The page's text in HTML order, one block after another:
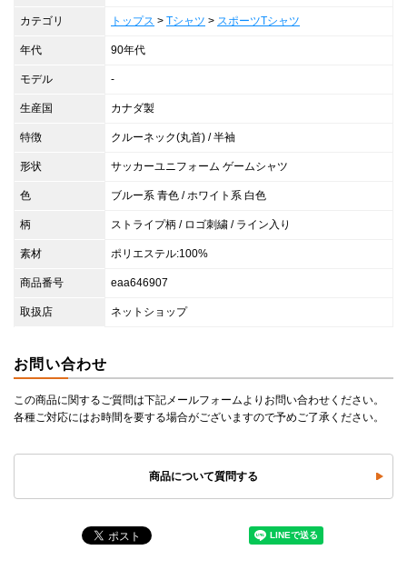
カテゴリ トップス > Tシャツ > スポーツTシャツ
年代 90年代
モデル -
生産国 カナダ製
特徴 クルーネック(丸首) / 半袖
形状 サッカーユニフォーム ゲームシャツ
色 ブルー系 青色 / ホワイト系 白色
柄 ストライプ柄 / ロゴ刺繍 / ライン入り
素材 ポリエステル:100%
商品番号 eaa646907
取扱店 ネットショップ
お問い合わせ
この商品に関するご質問は下記メールフォームよりお問い合わせください。
各種ご対応にはお時間を要する場合がございますので予めご了承ください。
商品について質問する